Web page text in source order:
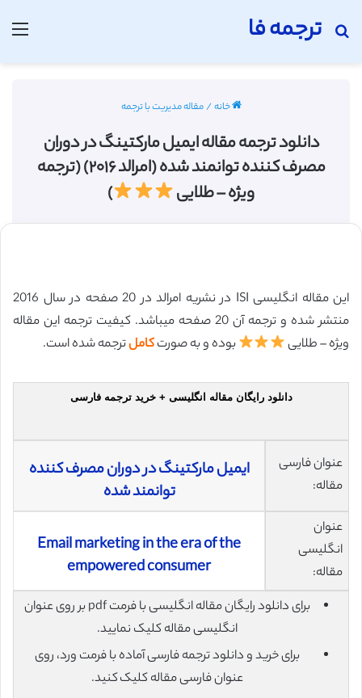
ترجمه فا
جستجو برای
خانه/مقاله مدیریت با ترجمه
دانلود ترجمه مقاله ایمیل مارکتینگ در دوران
مصرف کننده توانمند شده (امرالد ۲۰۱۶) (ترجمه
ویژه – طلایی
)
این مقاله انگلیسی ISI در نشریه امرالد در 20 صفحه در سال 2016
منتشر شده و ترجمه آن 20 صفحه میباشد. کیفیت ترجمه این مقاله
ویژه – طلایی
بوده و به صورتکاملترجمه شده است.
دانلود رایگان مقاله انگلیسی + خرید ترجمه فارسی
عنوان فارسی
مقاله:
ایمیل مارکتینگ در دوران مصرف کننده
توانمند شده
عنوان
انگلیسی
مقاله:
Email marketing in the era of the
empowered consumer
برای دانلود رایگان مقاله انگلیسی با فرمت pdf بر روی عنوان
انگلیسی مقاله کلیک نمایید.
برای خرید و دانلود ترجمه فارسی آماده با فرمت ورد، روی
عنوان فارسی مقاله کلیک کنید.